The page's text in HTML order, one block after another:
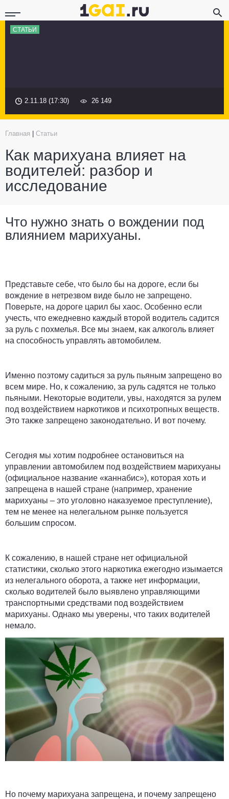
СТАТЬИ
2.11.18 (17:30) 26 149
Главная Статьи
Как марихуана влияет на
водителей: разбор и
исследование
Что нужно знать о вождении под
влиянием марихуаны.
Представьте себе, что было бы на дороге, если бы
вождение в нетрезвом виде было не запрещено.
Поверьте, на дороге царил бы хаос. Особенно если
учесть, что ежедневно каждый второй водитель садится
за руль с похмелья. Все мы знаем, как алкоголь влияет
на способность управлять автомобилем.
Именно поэтому садиться за руль пьяным запрещено во
всем мире. Но, к сожалению, за руль садятся не только
пьяными. Некоторые водители, увы, находятся за рулем
под воздействием наркотиков и психотропных веществ.
Это также запрещено законодательно. И вот почему.
Сегодня мы хотим подробнее остановиться на
управлении автомобилем под воздействием марихуаны
(официальное название «каннабис»), которая хоть и
запрещена в нашей стране (например, хранение
марихуаны – это уголовно наказуемое преступление),
тем не менее на нелегальном рынке пользуется
большим спросом.
К сожалению, в нашей стране нет официальной
статистики, сколько этого наркотика ежегодно изымается
из нелегального оборота, а также нет информации,
сколько водителей было выявлено управляющими
транспортными средствами под воздействием
марихуаны. Однако мы уверены, что таких водителей
немало.
Но почему марихуана запрещена, и почему запрещено